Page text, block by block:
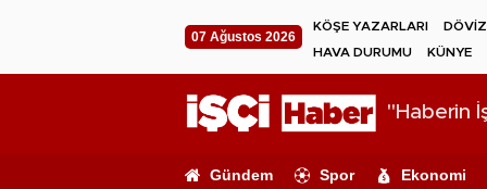
07 Ağustos 2026
KÖŞE YAZARLARI
HAVA DURUMU
KÜNYE
"Haberin
Gündem Spor Ekonomi